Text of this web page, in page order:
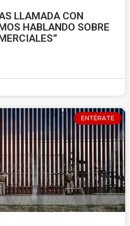
LLAMADA CON
HABLANDO SOBRE
ENTÉRATE